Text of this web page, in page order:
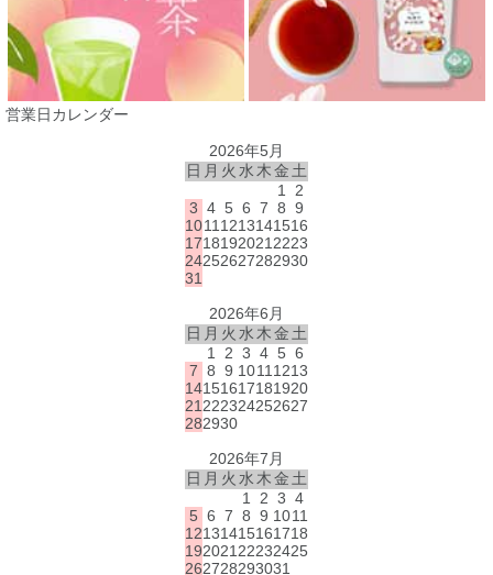
営業日カレンダー
2026年5月
日 月 火 水 木金 土
1
2
3 4 5 6 7 8 9
1011 1213141516
1718192021 2223
24252627282930
31
2026年6月
日 月 火 水 木金 土
1
2 3 4 5 6
7 8 9 1011 1213
14151617181920
21 222324252627
282930
2026年7月
日 月 火 水 木金 土
1
2 3 4
5 6 7 8 9 1011
12131415161718
192021 22232425
262728293031